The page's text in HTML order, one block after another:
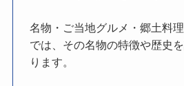
名物・ご当地グルメ・郷土料
では、その名物の特徴や歴史
ります。